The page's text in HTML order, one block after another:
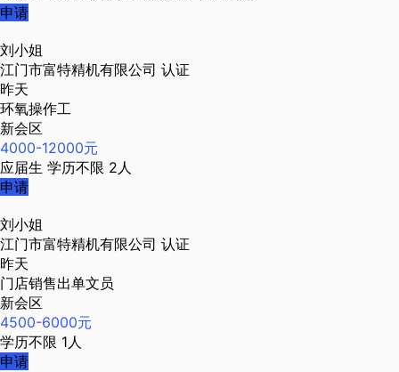
申请
刘小姐
江门市富特精机有限公司 认证
昨天
环氧操作工
新会区
4000-12000元
应届生 学历不限 2人
申请
刘小姐
江门市富特精机有限公司 认证
昨天
门店销售出单文员
新会区
4500-6000元
学历不限 1人
申请